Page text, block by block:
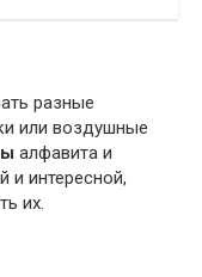
разные
или воздушные
алфавита и
и интересной,
их.